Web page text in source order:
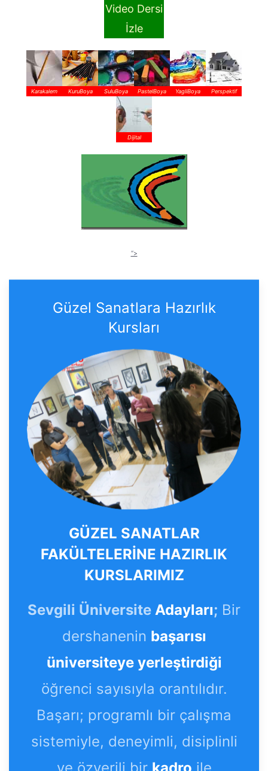
Video Dersi
İzle
Karakalem KuruBoya SuluBoya PastelBoya YagliBoya Perspektif
Dijital
“>
Güzel Sanatlara Hazırlık
Kursları
GÜZEL SANATLAR
FAKÜLTELERİNE HAZIRLIK
KURSLARIMIZ
Sevgili Üniversite Adayları; Bir
dershanenin başarısı
üniversiteye yerleştirdiği
öğrenci sayısıyla orantılıdır.
Başarı; programlı bir çalışma
sistemiyle, deneyimli, disiplinli
ve özverili bir kadro ile